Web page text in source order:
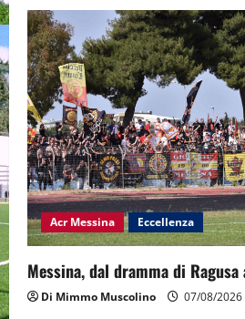
Acr Messina Eccellenza
Messina, dal dramma di
Di Mimmo Muscolino 07/08/2026